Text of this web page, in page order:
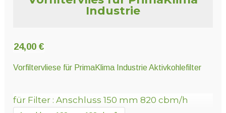
Pflanzenschutz und Biozide
Saatgut
Industrie
24,00 €
Vorfiltervliese für PrimaKlima Industrie Aktivkohlefilter
für Filter Anschluss 150 mm 820 cbm/h